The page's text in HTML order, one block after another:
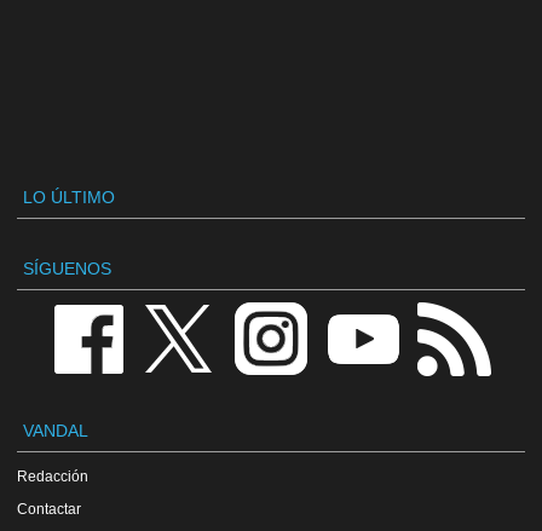
LO ÚLTIMO
SÍGUENOS
VANDAL
Redacción
Contactar